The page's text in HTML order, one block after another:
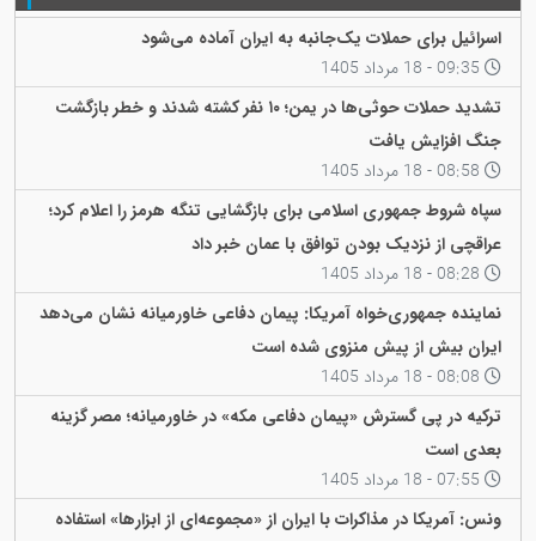
اسرائیل برای حملات یک‌جانبه به ایران آماده می‌شود
تشدید حملات حوثی‌ها در یمن؛ ۱۰ نفر کشته شدند و خطر بازگشت
جنگ افزایش یافت
سپاه شروط جمهوری اسلامی برای بازگشایی تنگه هرمز را اعلام کرد؛
عراقچی از نزدیک بودن توافق با عمان خبر داد
نماینده جمهوری‌خواه آمریکا: پیمان دفاعی خاورمیانه نشان می‌دهد
ایران بیش از پیش منزوی شده است
ترکیه در پی گسترش «پیمان دفاعی مکه» در خاورمیانه؛ مصر گزینه
بعدی است
ونس: آمریکا در مذاکرات با ایران از «مجموعه‌ای از ابزارها» استفاده